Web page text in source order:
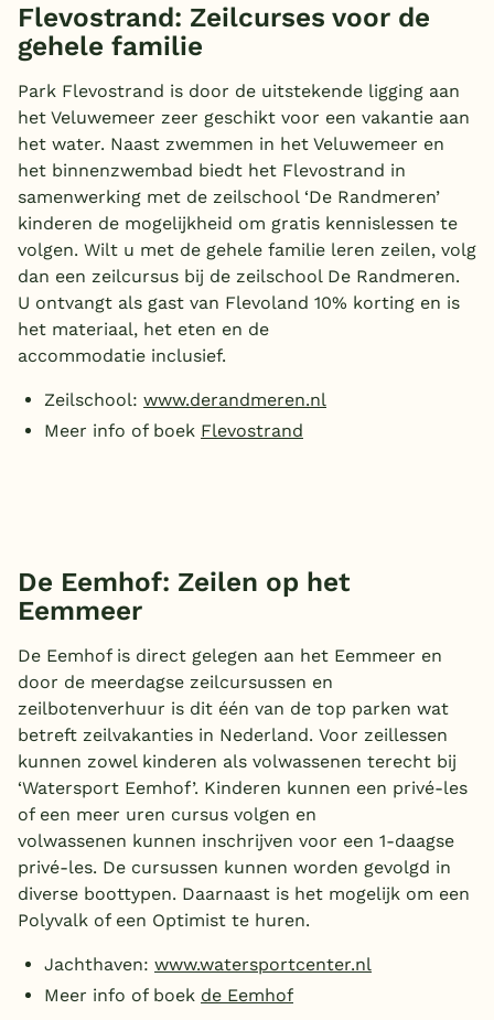
Keuzehulp
Bestemmingen
Nederland
Veluwe
Texel
Limburg
Duitsland
Blog
Flevostrand: Zeilcurses voor de
gehele familie
Park Flevostrand is door de uitstekende ligging aan
het Veluwemeer zeer geschikt voor een vakantie aan
het water. Naast zwemmen in het Veluwemeer en
het binnenzwembad biedt het Flevostrand in
samenwerking met de zeilschool ‘De Randmeren’
kinderen de mogelijkheid om gratis kennislessen te
volgen. Wilt u met de gehele familie leren zeilen, volg
dan een zeilcursus bij de zeilschool De Randmeren.
U ontvangt als gast van Flevoland 10% korting en is
het materiaal, het eten en de
accommodatie inclusief.
Zeilschool: www.derandmeren.nl
Meer info of boek Flevostrand
De Eemhof: Zeilen op het
Eemmeer
De Eemhof is direct gelegen aan het Eemmeer en
door de meerdagse zeilcursussen en
zeilbotenverhuur is dit één van de top parken wat
betreft zeilvakanties in Nederland. Voor zeillessen
kunnen zowel kinderen als volwassenen terecht bij
‘Watersport Eemhof’. Kinderen kunnen een privé-les
of een meer uren cursus volgen en
volwassenen kunnen inschrijven voor een 1-daagse
privé-les. De cursussen kunnen worden gevolgd in
diverse boottypen. Daarnaast is het mogelijk om een
Polyvalk of een Optimist te huren.
Jachthaven: www.watersportcenter.nl
Meer info of boek de Eemhof